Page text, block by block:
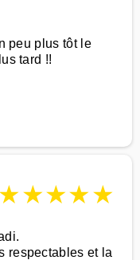
peu plus tôt le
tard !!
★★★★★
respectables et la